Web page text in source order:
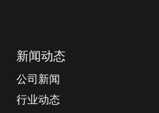
新闻动态
公司新闻
行业动态